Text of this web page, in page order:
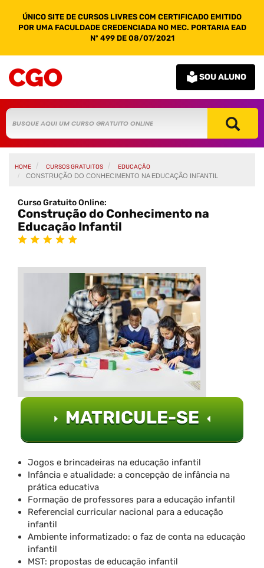
ÚNICO SITE DE CURSOS LIVRES COM CERTIFICADO EMITIDO
POR UMA FACULDADE CREDENCIADA NO MEC. PORTARIA EAD
Nº 499 DE 08/07/2021
SOU ALUNO
HOME CURSOS GRATUITOS
EDUCAÇÃO
CONSTRUÇÃO DO CONHECIMENTO NA EDUCAÇÃO INFANTIL
Curso Gratuito Online:
Construção do Conhecimento na
Educação Infantil
MATRICULE-SE
Jogos e brincadeiras na educação infantil
Infância e atualidade: a concepção de infância na
prática educativa
Formação de professores para a educação infantil
Referencial curricular nacional para a educação
infantil
Ambiente informatizado: o faz de conta na educação
infantil
MST: propostas de educação infantil